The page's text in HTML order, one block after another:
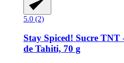
5.0 (2)
Stay Spiced! Sucre TNT
de Tahiti, 70 g